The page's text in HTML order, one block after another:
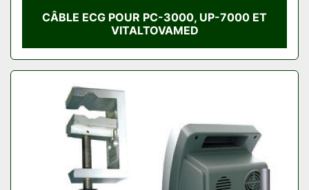
CÂBLE ECG POUR PC-3000, UP-7000 ET
VITALTOVAMED